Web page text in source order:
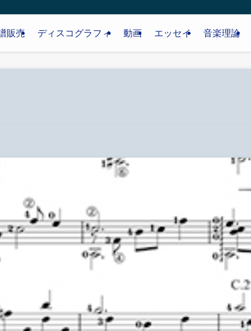
販売 ディスコグラフィ 動画 エッセイ 音楽理論